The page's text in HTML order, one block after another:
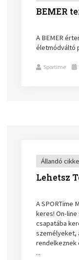
BEMER
A BEMER
életmódváltó
Sportime
Állandó
Lehetsz
A SPORTime
keres! On-
csapatába
személyeket,
rendelkeznek
...